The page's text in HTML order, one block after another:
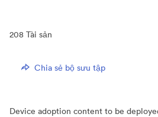
208 Tài sản
Chia sẻ bộ sưu tập
Device adoption content to be